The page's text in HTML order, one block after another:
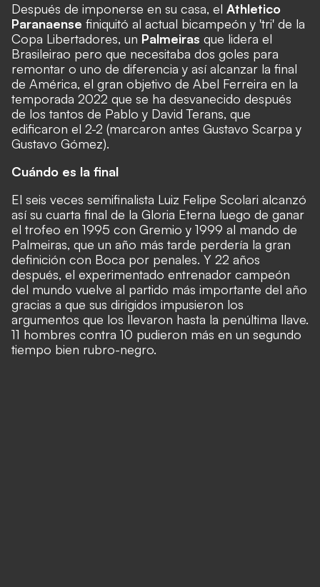
Después de imponerse en su casa, el Athletico
Paranaense finiquitó al actual bicampeón y 'tri' de la
Copa Libertadores, un Palmeiras que lidera el
Brasileirao pero que necesitaba dos goles para
remontar o uno de diferencia y así alcanzar la final
de América, el gran objetivo de Abel Ferreira en la
temporada 2022 que se ha desvanecido después
de los tantos de Pablo y David Terans, que
edificaron el 2-2 (marcaron antes Gustavo Scarpa y
Gustavo Gómez).
Cuándo es la final
El seis veces semifinalista Luiz Felipe Scolari alcanzó
así su cuarta final de la Gloria Eterna luego de ganar
el trofeo en 1995 con Gremio y 1999 al mando de
Palmeiras, que un año más tarde perdería la gran
definición con Boca por penales. Y 22 años
después, el experimentado entrenador campeón
del mundo vuelve al partido más importante del año
gracias a que sus dirigidos impusieron los
argumentos que los llevaron hasta la penúltima llave.
11 hombres contra 10 pudieron más en un segundo
tiempo bien rubro-negro.